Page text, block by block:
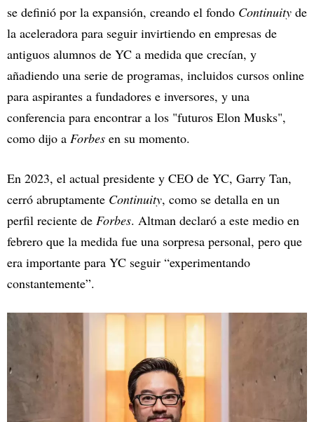
se definió por la expansión, creando el fondo Continuity de
la aceleradora para seguir invirtiendo en empresas de
antiguos alumnos de YC a medida que crecían, y
añadiendo una serie de programas, incluidos cursos online
para aspirantes a fundadores e inversores, y una
conferencia para encontrar a los "futuros Elon Musks",
como dijo a Forbes en su momento.
En 2023, el actual presidente y CEO de YC, Garry Tan,
cerró abruptamente Continuity, como se detalla en un
perfil reciente de Forbes. Altman declaró a este medio en
febrero que la medida fue una sorpresa personal, pero que
era importante para YC seguir “experimentando
constantemente”.